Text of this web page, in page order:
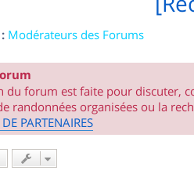
Modérateurs des Forums
du forum est faite pour discuter,
randonnées organisées ou la
PARTENAIRES